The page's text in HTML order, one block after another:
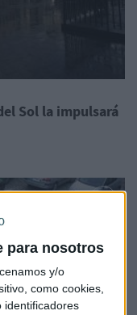
para nosotros
y/o
como cookies,
identificadores
Sol la impulsará